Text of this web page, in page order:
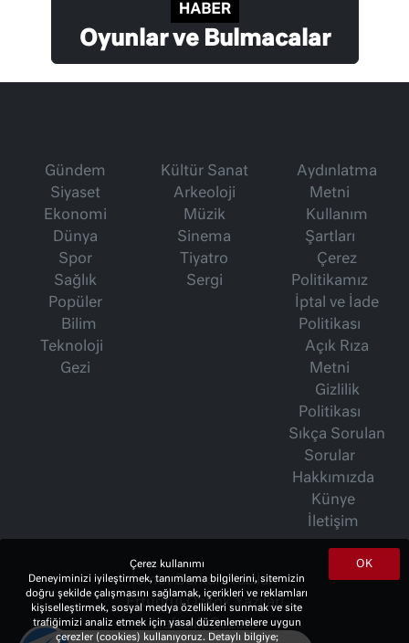
Oyunlar ve Bulmacalar
Gündem
Siyaset
Ekonomi
Dünya
Spor
Sağlık
Popüler
Bilim
Teknoloji
Gezi
Kültür Sanat
Arkeoloji
Müzik
Sinema
Tiyatro
Sergi
Aydınlatma
Metni
Kullanım
Şartları
Çerez
Politikamız
İptal ve İade
Politikası
Açık Rıza
Metni
Gizlilik
Politikası
Sıkça Sorulan
Sorular
Hakkımızda
Künye
İletişim
İsmet Berkan Yazıları
Ertuğrul Özkök Yazıları
Haftalık Gazete
OK
Çerez kullanımı
Deneyiminizi iyileştirmek, tanımlama bilgilerini, sitemizin
doğru şekilde çalışmasını sağlamak, içerikleri ve reklamları
kişiselleştirmek, sosyal medya özellikleri sunmak ve site
trafiğimizi analiz etmek için yasal düzenlemelere uygun
çerezler (cookies) kullanıyoruz. Detaylı bilgiye;